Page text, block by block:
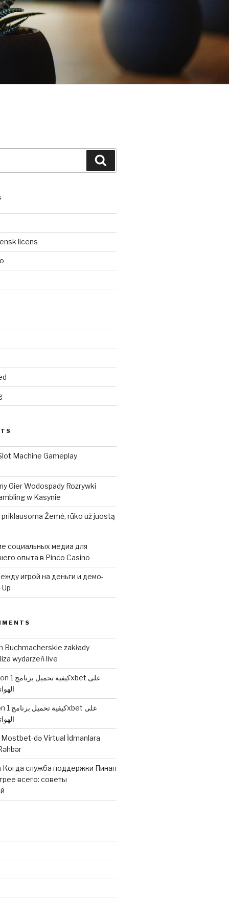
licens
Machine Gameplay
Gier Wodospady Rozrywki
w Kasynie
Žemė, rūko už juostą
социальных медиа для
опыта в Pinco Casino
игрой на деньги и демо-
Buchmacherskie zakłady
wydarzeń live
كيفية تحميل برنامج 1xbet على
كيفية تحميل برنامج 1xbet على
Mostbet-də Virtual İdmanlara
Когда служба поддержки Пинап
всего: советы